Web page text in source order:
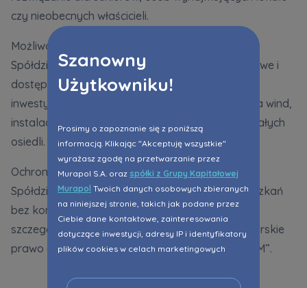
Szanowny
Użytkowniku!
Prosimy o zapoznanie się z poniższą
informacją. Klikając "Akceptuję wszystkie"
wyrażasz zgodę na przetwarzanie przez
Murapol S.A. oraz spółki z Grupy Kapitałowej
Murapol Twoich danych osobowych zbieranych
na niniejszej stronie, takich jak podane przez
Ciebie dane kontaktowe, zainteresowania
dotyczące inwestycji, adresy IP i identyfikatory
plików cookies w celach marketingowych
do Twoich potrzeb, w tym w oparciu o
czy nieobecnych właścicieli.
Możliwość realizacji inwestycji na większą skalę
Spółdzielnie często mają większe zasoby finansowe i
dostęp do kredytów, co pozwala im realizować
inwestycje, takie jak termomodernizacje, budowa wind,
instalacja
paneli fotowoltaicznychczy remonty całych
osiedli.
Ochrona praw lokatorskich
Spółdzielnie zapewniają formę użytkowania mieszkań
bez konieczności ich wykupu. Dla wielu osób,
szczególnie w trudnej sytuacji finansowej, lokatorskie
prawo do lokalu to jedyna droga do własnego „M”.